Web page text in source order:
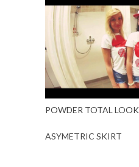
POWDER TOTAL LOOK
ASYMETRIC SKIRT